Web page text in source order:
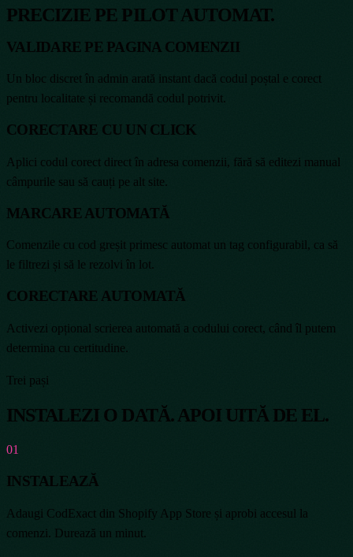
PRECIZIE PE PILOT AUTOMAT.
VALIDARE PE PAGINA COMENZII
Un bloc discret în admin arată instant dacă codul poștal e corect
pentru localitate și recomandă codul potrivit.
CORECTARE CU UN CLICK
Aplici codul corect direct în adresa comenzii, fără să editezi manual
câmpurile sau să cauți pe alt site.
MARCARE AUTOMATĂ
Comenzile cu cod greșit primesc automat un tag configurabil, ca să
le filtrezi și să le rezolvi în lot.
CORECTARE AUTOMATĂ
Activezi opțional scrierea automată a codului corect, când îl putem
determina cu certitudine.
Trei pași
INSTALEZI O DATĂ. APOI UITĂ DE EL.
01
INSTALEAZĂ
Adaugi CodExact din Shopify App Store și aprobi accesul la
comenzi. Durează un minut.